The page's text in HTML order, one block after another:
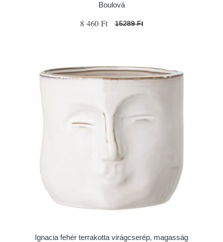
Boulová
8 460 Ft 15289 Ft
Ignacia fehér terrakotta virágcserép, magasság